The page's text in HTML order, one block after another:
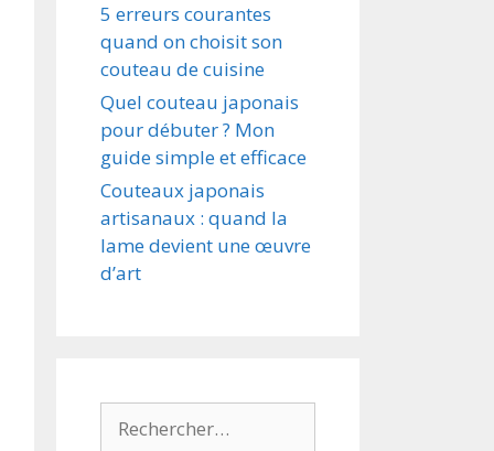
5 erreurs courantes
quand on choisit son
couteau de cuisine
Quel couteau japonais
pour débuter ? Mon
guide simple et efficace
Couteaux japonais
artisanaux : quand la
lame devient une œuvre
d’art